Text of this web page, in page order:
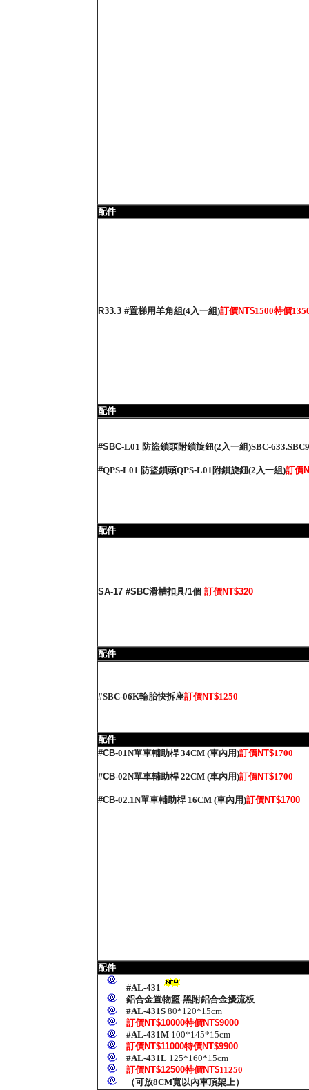
配件
R33.3 #置梯用羊角組(4入一組)訂價NT$1500特價
配件
#SBC-L01 防盜鎖頭附鎖旋鈕(2入一組)SBC-
#QPS-L01 防盜鎖頭QPS-L01附鎖旋鈕(2入一組)訂價
配件
SA-17 #SBC滑槽扣具/1個 訂價NT$320
配件
#SBC-06K輪胎快拆座訂價NT$1250
配件
#CB-01N單車輔助桿 34CM (車內用)訂價NT$1700
#CB-02N單車輔助桿 22CM (車內用)訂價NT$1700
#CB-02.1N單車輔助桿 16CM (車內用)訂價NT$1700
配件
#AL-431
鋁合金置物籃-黑附鋁合金擾流板
#AL-431S 80*120*15cm
訂價NT$10000特價NT$9000
#AL-431M 100*145*15cm
訂價NT$11000特價NT$9900
#AL-431L 125*160*15cm
訂價NT$12500特價NT$11250
（可放8CM寬以內車頂架上）